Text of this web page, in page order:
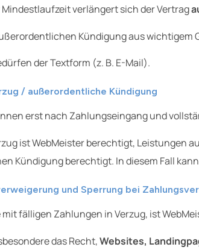
verlängert sich der Vertrag
Kündigung aus wichtigem
der Textform (z. B. E-Mail).
/ außerordentliche Kündigung
erst nach Zahlungseingang und
ist WebMeister berechtigt, Leistungen
Kündigung berechtigt. In diesem Fall
und Sperrung bei
mit fälligen Zahlungen in Verzug, ist
das Recht,Websites,